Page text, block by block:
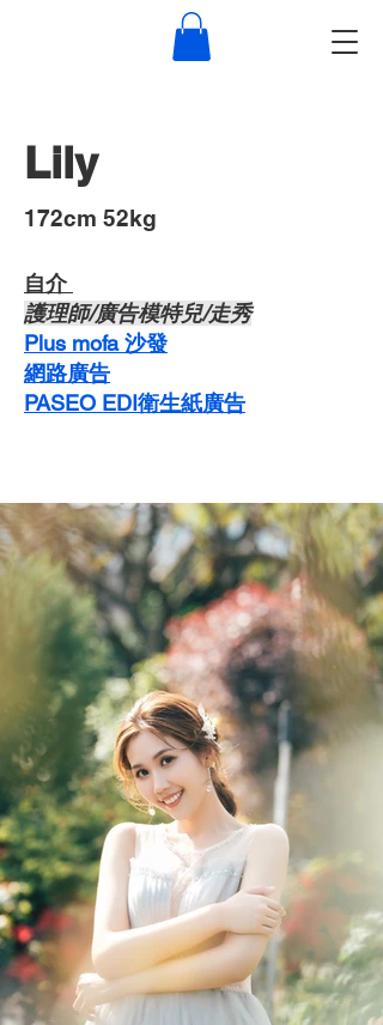
Lily
​172cm 52kg
自介 ​
護理師/廣告模特兒/走秀
Plus mofa 沙發​
​網路廣告
PASEO EDI衛生紙廣告